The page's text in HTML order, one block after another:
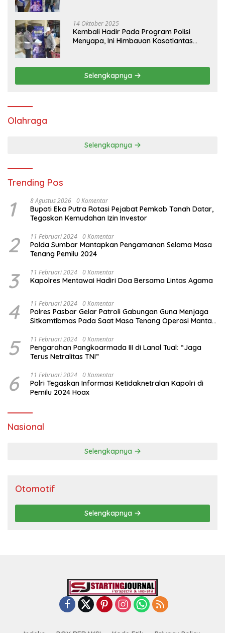
14 Oktober 2025
Kembali Hadir Pada Program Polisi
Menyapa, Ini Himbauan Kasatlantas
Selengkapnya
Olahraga
Selengkapnya
Trending Pos
1 8 Agustus 2026 0 Komentar
Bupati Eka Putra Rotasi Pejabat Pemkab Tanah Datar,
Tegaskan Kemudahan Izin Investor
2 11 Februari 2024 0 Komentar
Polda Sumbar Mantapkan Pengamanan Selama Masa
Tenang Pemilu 2024
3 11 Februari 2024 0 Komentar
Kapolres Mentawai Hadiri Doa Bersama Lintas Agama
4 11 Februari 2024 0 Komentar
Polres Pasbar Gelar Patroli Gabungan Guna Menjaga
Sitkamtibmas Pada Saat Masa Tenang Operasi Mantap
5 11 Februari 2024 0 Komentar
Pengarahan Pangkoarmada III di Lanal Tual: “Jaga
Terus Netralitas TNI”
6 11 Februari 2024 0 Komentar
Polri Tegaskan Informasi Ketidaknetralan Kapolri di
Pemilu 2024 Hoax
Nasional
Selengkapnya
Otomotif
Selengkapnya